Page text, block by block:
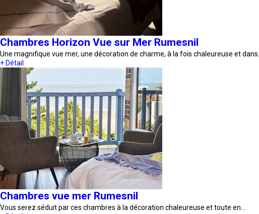
Chambres Horizon Vue sur Mer Rumesnil
Une magnifique vue mer, une décoration de charme, à la fois chaleureuse et dans…
+ Détail
Chambres vue mer Rumesnil
Vous serez séduit par ces chambres à la décoration chaleureuse et toute en…